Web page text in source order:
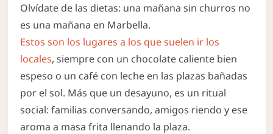
Olvídate de las dietas: una mañana sin churros no
es una mañana en Marbella.
Estos son los lugares a los que suelen ir los
locales, siempre con un chocolate caliente bien
espeso o un café con leche en las plazas bañadas
por el sol. Más que un desayuno, es un ritual
social: familias conversando, amigos riendo y ese
aroma a masa frita llenando la plaza.